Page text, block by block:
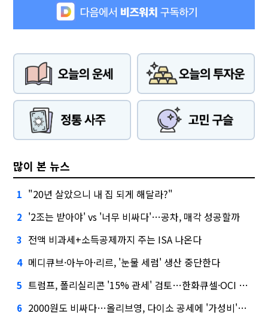
많이 본 뉴스
1 "20년 살았으니 내 집 되게 해달라?"
2 '2조는 받아야' vs '너무 비싸다'…공차, 매각 성공할까
3 전액 비과세+소득공제까지 주는 ISA 나온다
4 메디큐브·아누아·리르, '눈물 세럼' 생산 중단한다
5 트럼프, 폴리실리콘 '15% 관세' 검토…한화큐셀·OCI 영향은?
6 2000원도 비싸다…올리브영, 다이소 공세에 '가성비'로 맞불